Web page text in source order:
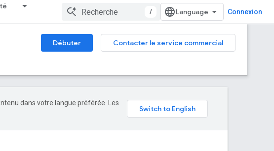
/ Connexion
Débuter
Contacter le service commercial
dans votre langue préférée. Les